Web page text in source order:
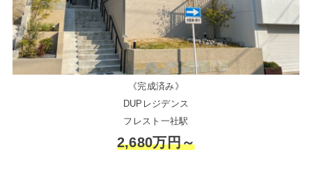
《完成済み》
DUPレジデンス
フレスト一社駅
2,680万円～